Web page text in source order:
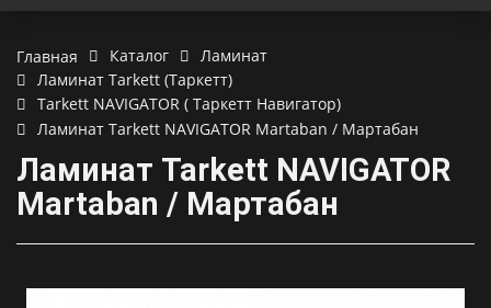
Главная Каталог
Ламинат
Ламинат Tarkett (Таркетт)
Tarkett NAVIGATOR ( Таркетт Навигатор)
Ламинат Tarkett NAVIGATOR Martaban / Мартабан
Ламинат Tarkett NAVIGATOR
Martaban / Мартабан